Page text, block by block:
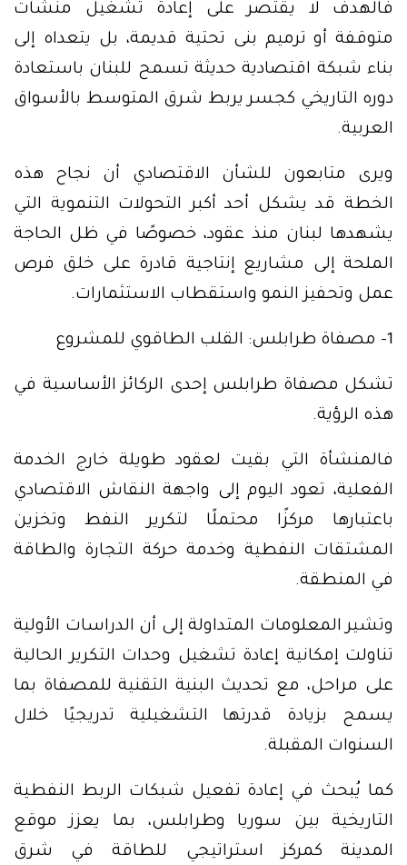
فالهدف لا يقتصر على إعادة تشغيل منشآت
متوقفة أو ترميم بنى تحتية قديمة، بل يتعداه إلى
بناء شبكة اقتصادية حديثة تسمح للبنان باستعادة
دوره التاريخي كجسر يربط شرق المتوسط بالأسواق
العربية.
ويرى متابعون للشأن الاقتصادي أن نجاح هذه
الخطة قد يشكل أحد أكبر التحولات التنموية التي
يشهدها لبنان منذ عقود، خصوصًا في ظل الحاجة
الملحة إلى مشاريع إنتاجية قادرة على خلق فرص
عمل وتحفيز النمو واستقطاب الاستثمارات.
1- مصفاة طرابلس: القلب الطاقوي للمشروع
تشكل مصفاة طرابلس إحدى الركائز الأساسية في
هذه الرؤية.
فالمنشأة التي بقيت لعقود طويلة خارج الخدمة
الفعلية، تعود اليوم إلى واجهة النقاش الاقتصادي
باعتبارها مركزًا محتملًا لتكرير النفط وتخزين
المشتقات النفطية وخدمة حركة التجارة والطاقة
في المنطقة.
وتشير المعلومات المتداولة إلى أن الدراسات الأولية
تناولت إمكانية إعادة تشغيل وحدات التكرير الحالية
على مراحل، مع تحديث البنية التقنية للمصفاة بما
يسمح بزيادة قدرتها التشغيلية تدريجيًا خلال
السنوات المقبلة.
كما يُبحث في إعادة تفعيل شبكات الربط النفطية
التاريخية بين سوريا وطرابلس، بما يعزز موقع
المدينة كمركز استراتيجي للطاقة في شرق